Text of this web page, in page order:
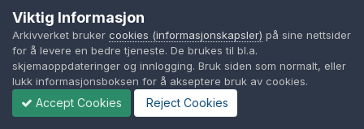
Viktig Informasjon
Arkivverket bruker cookies (informasjonskapsler) på sine nettsider
for å levere en bedre tjeneste. De brukes til bl.a.
skjemaoppdateringer og innlogging. Bruk siden som normalt, eller
lukk informasjonsboksen for å akseptere bruk av cookies.
Accept Cookies Reject Cookies